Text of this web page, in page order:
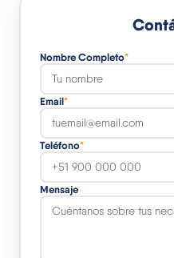
Nombre Completo*
Email*
Teléfono*
Mensaje